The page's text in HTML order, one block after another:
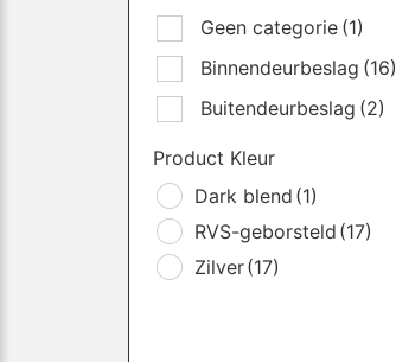
Geen categorie (1)
Binnendeurbeslag (16)
Buitendeurbeslag (2)
Product Kleur
Dark blend (1)
RVS-geborsteld (17)
Zilver(17)